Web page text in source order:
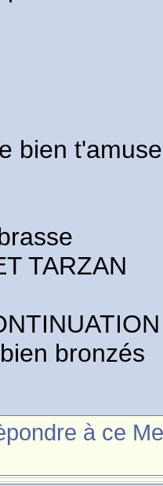
bien
TARZAN
bronzés
à ce